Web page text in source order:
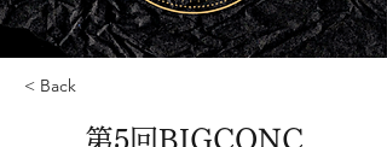
< Back
第5回BIGCONC